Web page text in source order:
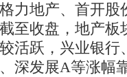
力地产、首开股
至收盘，地产板
活跃，兴业银行
深发展A等涨幅